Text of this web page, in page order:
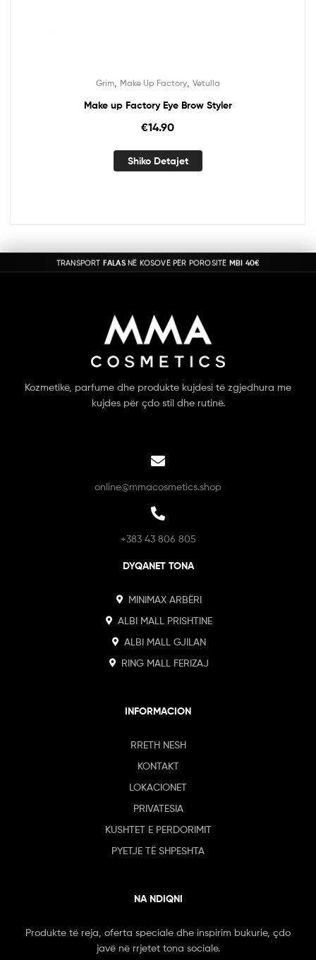
Grim, Make Up Factory, Vetulla
Make up Factory Eye Brow Styler
€14.90
Shiko Detajet
Kozmetikë, parfume dhe produkte kujdesi të zgjedhura me
kujdes për çdo stil dhe rutinë.
online@mmacosmetics.shop
+383 43 806 805
DYQANET TONA
MINIMAX ARBËRI
ALBI MALL PRISHTINE
ALBI MALL GJILAN
RING MALL FERIZAJ
INFORMACION
RRETH NESH
KONTAKT
LOKACIONET
PRIVATESIA
KUSHTET E PERDORIMIT
PYETJE TË SHPESHTA
NA NDIQNI
Produkte të reja, oferta speciale dhe inspirim bukurie, çdo
javë në rrjetet tona sociale.
TRANSPORT FALASNË KOSOVË PËR POROSITË MBI 40€